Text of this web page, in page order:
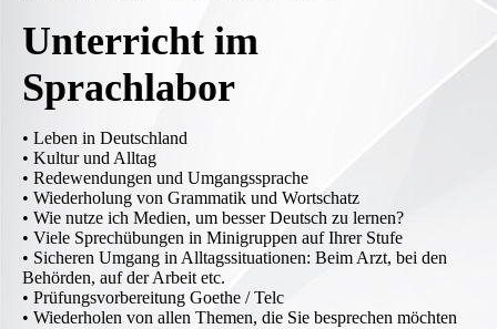
Unterricht im
Sprachlabor
• Leben in Deutschland
• Kultur und Alltag
• Redewendungen und Umgangssprache
• Wiederholung von Grammatik und Wortschatz
• Wie nutze ich Medien, um besser Deutsch zu lernen?
• Viele Sprechübungen in Minigruppen auf Ihrer Stufe
• Sicheren Umgang in Alltagssituationen: Beim Arzt, bei den
Behörden, auf der Arbeit etc.
• Prüfungsvorbereitung Goethe / Telc
• Wiederholen von allen Themen, die Sie besprechen möchten